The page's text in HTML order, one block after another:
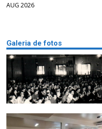
AUG 2026
Galeria de fotos